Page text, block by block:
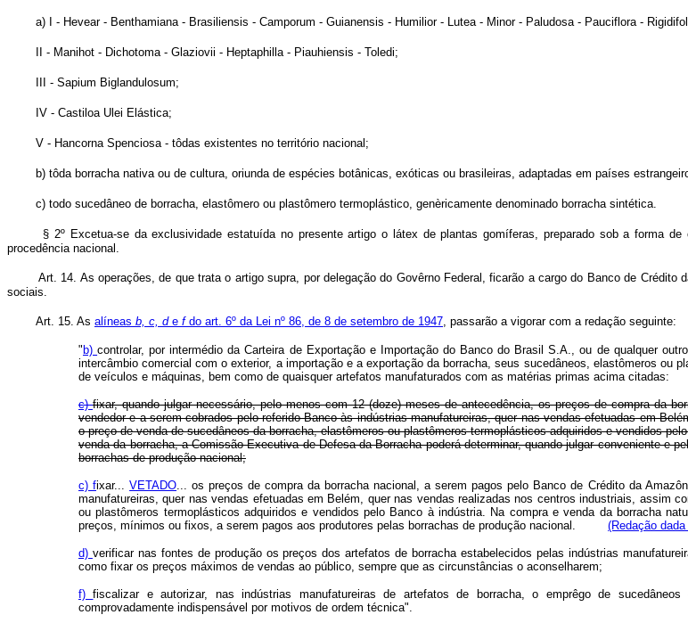
a) I - Hevear - Benthamiana - Brasiliensis - Camporum - Guianensis - Humilior - Lutea - Minor - Paludosa - Pauciflora -
II - Manihot - Dichotoma - Glaziovii - Heptaphilla - Piauhiensis - Toledi;
III - Sapium Biglandulosum;
IV - Castiloa Ulei Elástica;
V - Hancorna Spenciosa - tôdas existentes no território nacional;
b) tôda borracha nativa ou de cultura, oriunda de espécies botânicas, exóticas ou brasileiras, adaptadas em países
c) todo sucedâneo de borracha, elastômero ou plastômero termoplástico, genèricamente denominado borracha sintética.
§ 2º Excetua-se da exclusividade estatuída no presente artigo o látex de plantas gomíferas, preparado sob a forma
procedência nacional.
Art. 14. As operações, de que trata o artigo supra, por delegação do Govêrno Federal, ficarão a cargo do Banco de
sociais.
Art. 15. As alíneas b, c, de fdo art. 6º da Lei nº 86, de 8 de setembro de 1947, passarão a vigorar com a redação seguinte:
" b)controlar, por intermédio da Carteira de Exportação e Importação do Banco do Brasil S.A., ou de qualquer
intercâmbio comercial com o exterior, a importação e a exportação da borracha, seus sucedâneos, elastômeros ou
de veículos e máquinas, bem como de quaisquer artefatos manufaturados com as matérias primas acima
c)fixar, quando julgar necessário, pelo menos com 12 (doze) meses de antecedência, os preços de compra da
vendedor e a serem cobrados pelo referido Banco às indústrias manufatureiras, quer nas vendas efetuadas em
o preço de venda de sucedâneos da borracha, elastômeros ou plastômeros termoplásticos adquiridos e vendidos
venda da borracha, a Comissão Executiva de Defesa da Borracha poderá determinar, quando julgar conveniente e
borrachas de produção nacional;
c) fixar...VETADO... os preços de compra da borracha nacional, a serem pagos pelo Banco de Crédito da
manufatureiras, quer nas vendas efetuadas em Belém, quer nas vendas realizadas nos centros industriais, assim
ou plastômeros termoplásticos adquiridos e vendidos pelo Banco à indústria. Na compra e venda da borracha
preços, mínimos ou fixos, a serem pagos aos produtores pelas borrachas de produção nacional. (Redação
d) verificar nas fontes de produção os preços dos artefatos de borracha estabelecidos pelas indústrias
como fixar os preços máximos de vendas ao público, sempre que as circunstâncias o aconselharem;
f)fiscalizar e autorizar, nas indústrias manufatureiras de artefatos de borracha, o emprêgo de
comprovadamente indispensável por motivos de ordem técnica".